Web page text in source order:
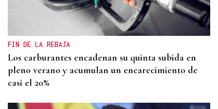
FIN DE LA REBAJA
Los carburantes encadenan su quinta subida en
pleno verano y acumulan un encarecimiento de
casi el 20%